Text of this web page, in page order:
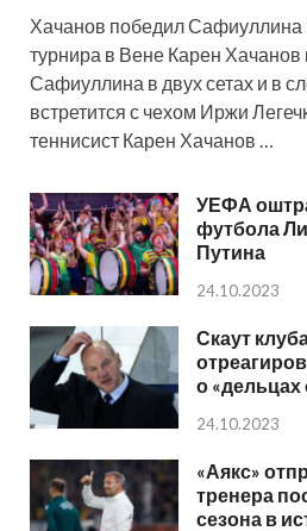
Хачанов победил Сафиуллина
турнира в Вене Карен
Сафиуллина в двух сетах и в
встретится с чехом Иржи
теннисист Карен Хачанов …
УЕФА
футбола
Путина
24.10.2023
Скаут
о «дельцах
24.10.2023
«Аякс»
тренера
сезона в